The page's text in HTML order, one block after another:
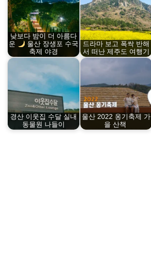
낮보다 밤이 더 아름다
운
울산 장생포 수국
축제 야경
드라마 보고 폭싹 반해
서 떠난 제주도 여행기
경산 이웃집 수달 실내
동물원 나들이
울산 2022 옹기축제 가
을 산책